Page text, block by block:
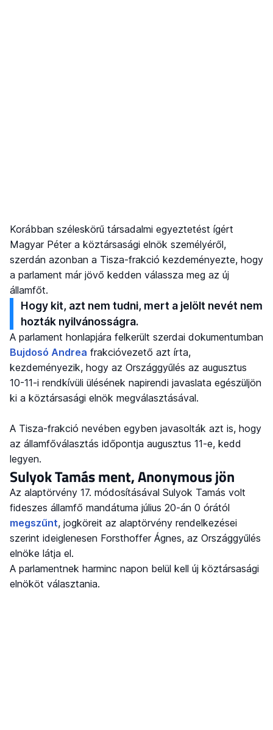
Korábban széleskörű társadalmi egyeztetést ígért
Magyar Péter a köztársasági elnök személyéről,
szerdán azonban a Tisza-frakció kezdeményezte, hogy
a parlament már jövő kedden válassza meg az új
államfőt.
Hogy kit, azt nem tudni, mert a jelölt nevét nem
hozták nyilvánosságra.
A parlament honlapjára felkerült szerdai dokumentumban
Bujdosó Andrea frakcióvezető azt írta,
kezdeményezik, hogy az Országgyűlés az augusztus
10-11-i rendkívüli ülésének napirendi javaslata egészüljön
ki a köztársasági elnök megválasztásával.
A Tisza-frakció nevében egyben javasolták azt is, hogy
az államfőválasztás időpontja augusztus 11-e, kedd
legyen.
Sulyok Tamás ment, Anonymous jön
Az alaptörvény 17. módosításával Sulyok Tamás volt
fideszes államfő mandátuma július 20-án 0 órától
megszűnt, jogköreit az alaptörvény rendelkezései
szerint ideiglenesen Forsthoffer Ágnes, az Országgyűlés
elnöke látja el.
A parlamentnek harminc napon belül kell új köztársasági
elnököt választania.